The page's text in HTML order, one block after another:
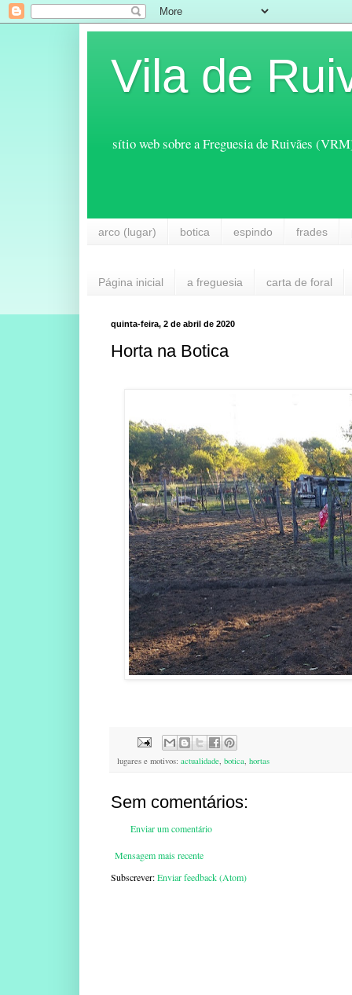
Vila de
sítio web sobre a Freguesia de Ruivães
arco (lugar) botica espindo frades
Página inicial a freguesia carta de foral
quinta-feira, 2 de abril de 2020
Horta na Botica
lugares e motivos: actualidade, botica, hortas
Sem comentários:
Enviar um comentário
Mensagem mais recente
Subscrever:Enviar feedback (Atom)